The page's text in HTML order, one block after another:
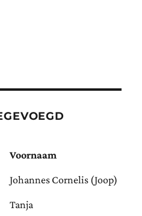
Voornaam
Johannes Cornelis (Joop)
Tanja